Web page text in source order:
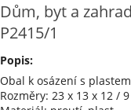
Dům, byt a
P2415/1
Popis:
Obal k osázení s
Rozměry: 23 x 13 x 12 /